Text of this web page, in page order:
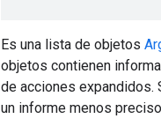
Es una lista de objetos
objetos contienen
de acciones expandidos.
un informe menos